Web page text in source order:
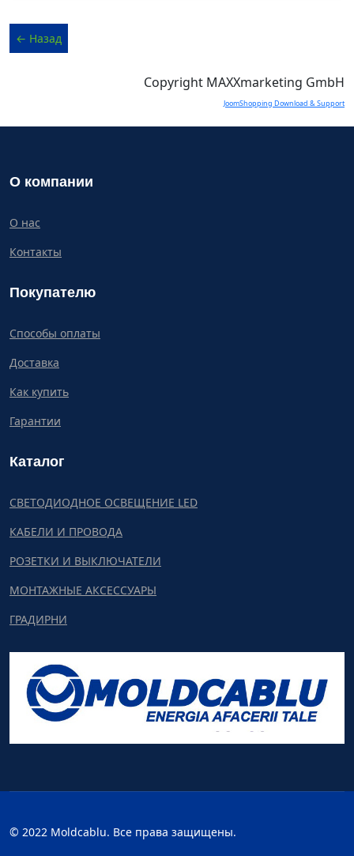
Copyright MAXXmarketing GmbH
JoomShopping Download & Support
О компании
О нас
Контакты
Покупателю
Способы оплаты
Доставка
Как купить
Гарантии
Каталог
СВЕТОДИОДНОЕ ОСВЕЩЕНИЕ LED
КАБЕЛИ И ПРОВОДА
РОЗЕТКИ И ВЫКЛЮЧАТЕЛИ
МОНТАЖНЫЕ АКСЕССУАРЫ
ГРАДИРНИ
© 2022 Moldcablu. Все права защищены.